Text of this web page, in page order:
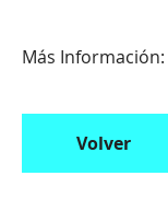
Más Información:
Volver